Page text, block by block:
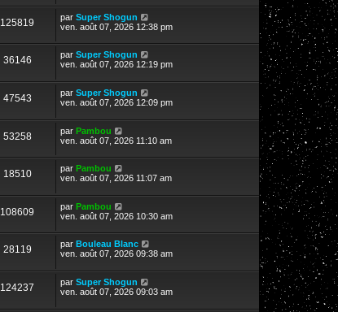
125819 par Super Shogun
ven. août 07, 2026 12:38 pm
36146 par Super Shogun
ven. août 07, 2026 12:19 pm
47543 par Super Shogun
ven. août 07, 2026 12:09 pm
53258 par Pambou
ven. août 07, 2026 11:10 am
18510 par Pambou
ven. août 07, 2026 11:07 am
108609 par Pambou
ven. août 07, 2026 10:30 am
28119 par Bouleau Blanc
ven. août 07, 2026 09:38 am
124237 par Super Shogun
ven. août 07, 2026 09:03 am